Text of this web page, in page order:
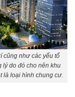
cũng như các yếu tố
lý do đó cho nên khu
là loại hình chung cư.